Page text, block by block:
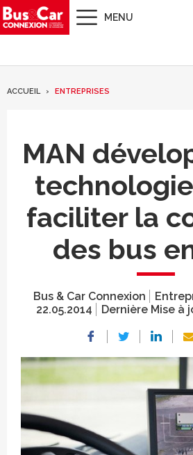
MENU
ACCUEIL ENTREPRISES
MAN
faciliter la
des bus
Bus & Car Connexion
22.05.2014
Dernière Mise à